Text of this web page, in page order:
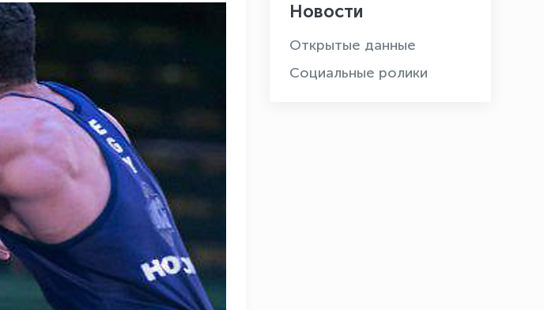
Новости
Открытые данные
Социальные ролики